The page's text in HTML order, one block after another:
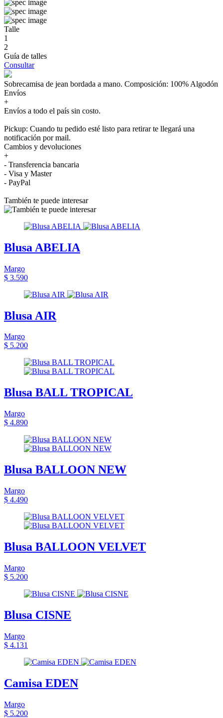
Talle
1
2
Guía de talles
Consultar
Sobrecamisa de jean bordada a mano. Composición: 100% Algodón
Envíos
+
Envíos a todo el país sin costo.
Pickup: Cuando tu pedido esté listo para retirar te llegará una
notificación por mail.
Cambios y devoluciones
+
- Transferencia bancaria
- Visa y Master
- PayPal
También te puede interesar
Blusa ABELIA
Margo
$ 3.590
Blusa AIR
Margo
$ 5.200
Blusa BALL TROPICAL
Margo
$ 4.890
Blusa BALLOON NEW
Margo
$ 4.490
Blusa BALLOON VELVET
Margo
$ 5.200
Blusa CISNE
Margo
$ 4.131
Camisa EDEN
Margo
$ 5.200